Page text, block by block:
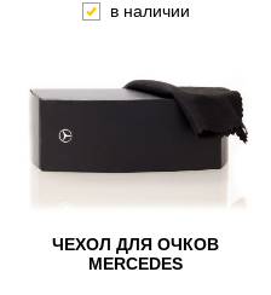
в наличии
ЧЕХОЛ ДЛЯ ОЧКОВ
MERCEDES